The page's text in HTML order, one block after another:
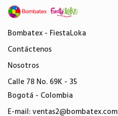
Bombatex - FiestaLoka
Contáctenos
Nosotros
Calle 78 No. 69K - 35
Bogotá - Colombia
E-mail:ventas2@bombatex.com